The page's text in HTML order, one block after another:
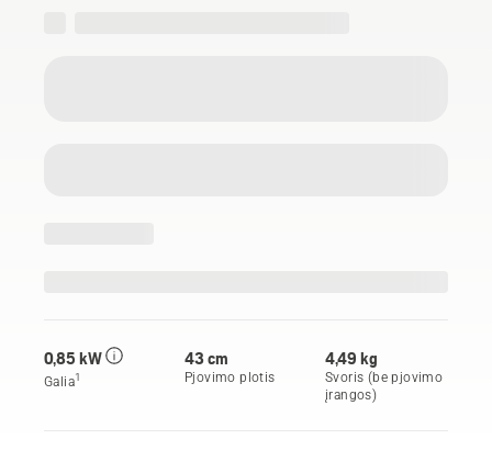
0,85 kW
Galia1
43 cm
Pjovimo plotis
4,49 kg
Svoris (be pjovimo
įrangos)